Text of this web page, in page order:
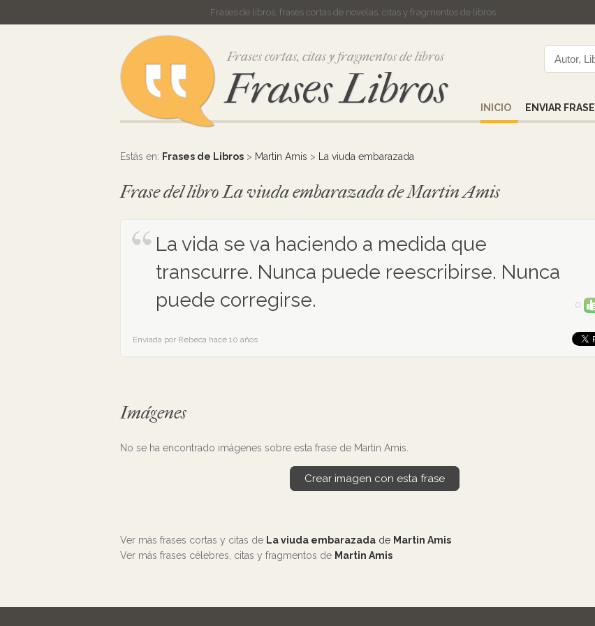
Frases de libros, frases cortas de novelas, citas y fragmentos de libros
Frases cortas, citas y fragmentos de libros
Frases Libros INICIO ENVIAR FRASE
Estás en: Frases de Libros > Martin Amis > La viuda embarazada
Frase del libro La viuda embarazada de Martin Amis
La vida se va haciendo a medida que
transcurre. Nunca puede reescribirse. Nunca
puede corregirse.
0
Enviada por Rebeca hace 10 años
Imágenes
No se ha encontrado imágenes sobre esta frase de Martin Amis.
Crear imagen con esta frase
Ver más frases cortas y citas de La viuda embarazada de Martin Amis
Ver más frases célebres, citas y fragmentos de Martin Amis